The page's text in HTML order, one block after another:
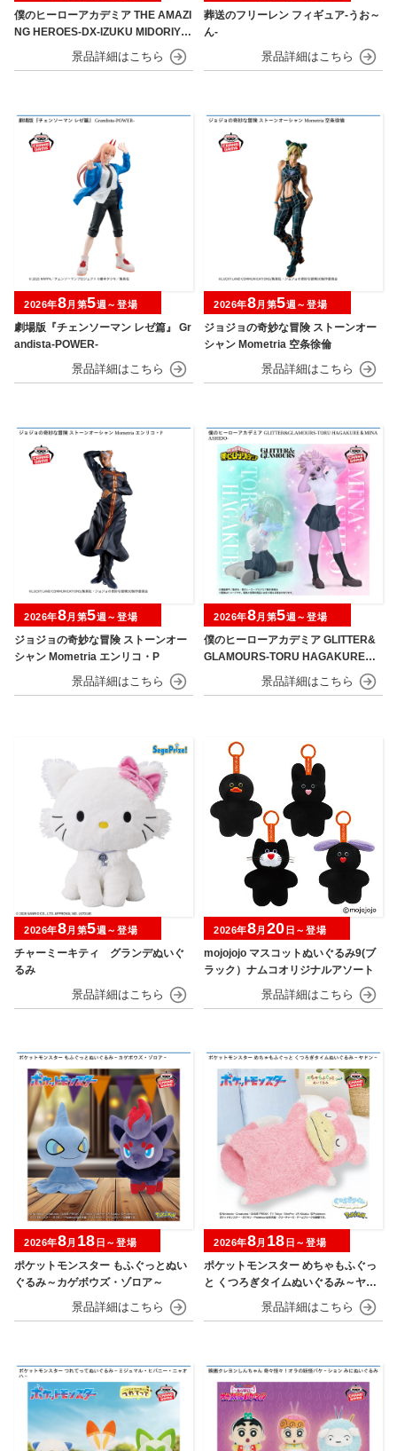
僕のヒーローアカデミア THE AMAZI
NG HEROES-DX-IZUKU MIDORIYA
OVERLAY Ⅱ
葬送のフリーレン フィギュア-うお～
ん-
劇場版『チェンソーマン レゼ篇』 Gr
andista-POWER-
2026年8月第5週～登場
ジョジョの奇妙な冒険 ストーンオー
シャン Mometria 空条徐倫
2026年8月第5週～登場
ジョジョの奇妙な冒険 ストーンオー
シャン Mometria エンリコ・P
2026年8月第5週～登場
僕のヒーローアカデミア GLITTER&
GLAMOURS-TORU HAGAKURE＆
MINA ASHIDO-
2026年8月第5週～登場
チャーミーキティ グランデぬいぐ
るみ
2026年8月第5週～登場
mojojojo マスコットぬいぐるみ9(ブ
ラック）ナムコオリジナルアソート
2026年8月 20 日～登場
ポケットモンスター もふぐっとぬい
ぐるみ～カゲボウズ・ゾロア～
2026年8月 18 日～登場
ポケットモンスター めちゃもふぐっ
と くつろぎタイムぬいぐるみ～ヤド
2026年8月 18 日～登場